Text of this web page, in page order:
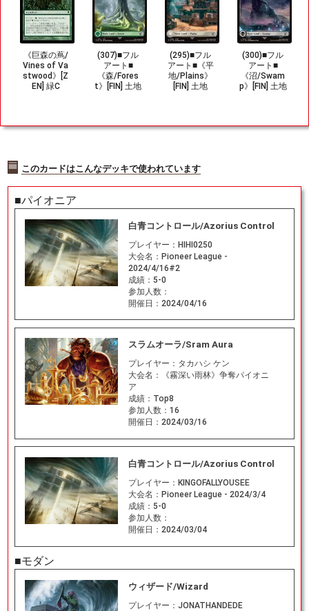
《巨森の蔦/
Vines of Va
stwood》[Z
EN] 緑C
(307)■フル
アート■
《森/Fores
t》[FIN] 土地
(295)■フル
アート■《平
地/Plains》
[FIN] 土地
(300)■フル
アート■
《沼/Swam
p》[FIN] 土地
このカードはこんなデッキで使われています
■パイオニア
白青コントロール/Azorius Control
プレイヤー： HIHI0250
大会名： Pioneer League -
2024/4/16#2
成績： 5-0
参加人数：
開催日： 2024/04/16
スラムオーラ/Sram Aura
プレイヤー： タカハシ ケン
大会名：
《霧深い雨林》争奪パイオニ
ア
成績： Top8
参加人数： 16
開催日： 2024/03/16
白青コントロール/Azorius Control
プレイヤー： KINGOFALLYOUSEE
大会名： Pioneer League - 2024/3/4
成績： 5-0
参加人数：
開催日： 2024/03/04
■モダン
ウィザード/Wizard
プレイヤー： JONATHANDEDE